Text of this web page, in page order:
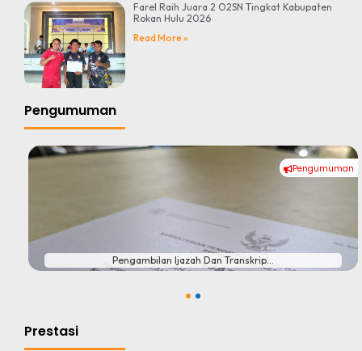
Farel Raih Juara 2 O2SN Tingkat Kabupaten
Rokan Hulu 2026
Read More »
Pengumuman
Pengumuman
#
Pengambilan Ijazah Dan Transkrip...
Prestasi